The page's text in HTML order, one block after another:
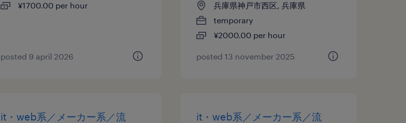
¥1700.00 per hour
posted 9 april 2026
兵庫県神戸市西区, 兵庫県
temporary
¥2000.00 per hour
posted 13 november 2025
it・web系／メーカー系／流
it・web系／メーカー系／流